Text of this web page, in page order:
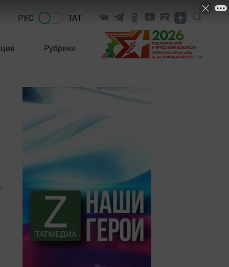
РУС ТАТ
Рубрики